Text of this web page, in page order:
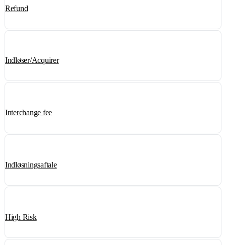
Refund
Indløser/Acquirer
Interchange fee
Indløsningsaftale
High Risk